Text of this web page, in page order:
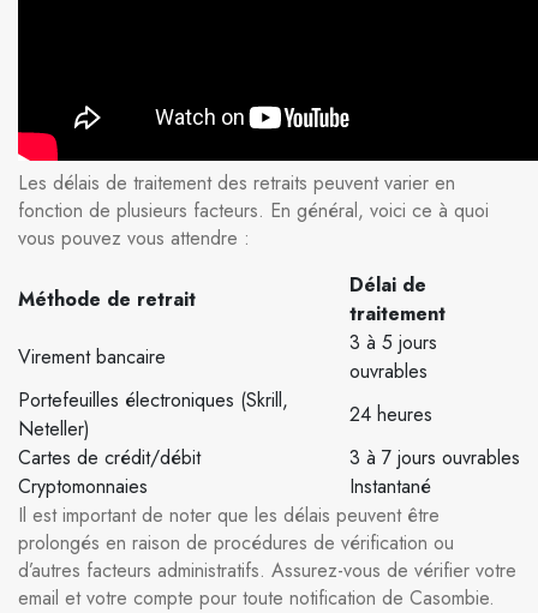
Les délais de traitement des retraits peuvent varier en
fonction de plusieurs facteurs. En général, voici ce à quoi
vous pouvez vous attendre :
Méthode de retrait
Délai de
traitement
Virement bancaire
3 à 5 jours
ouvrables
Portefeuilles électroniques (Skrill,
Neteller)
24 heures
Cartes de crédit/débit
3 à 7 jours ouvrables
Cryptomonnaies
Instantané
Il est important de noter que les délais peuvent être
prolongés en raison de procédures de vérification ou
d’autres facteurs administratifs. Assurez-vous de vérifier votre
email et votre compte pour toute notification de Casombie.